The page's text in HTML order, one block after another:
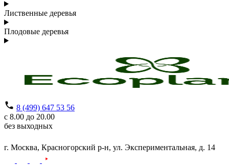
Лиственные деревья
Плодовые деревья
8 (499) 647 53 56
с 8.00 до 20.00
без выходных
г. Москва, Красногорский р-н, ул. Экспериментальная, д. 14